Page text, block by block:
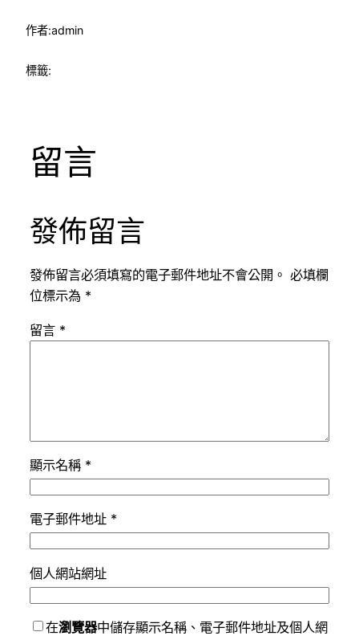
作者:admin
標籤:
留言
發佈留言
發佈留言必須填寫的電子郵件地址不會公開。 必填欄
位標示為 *
留言 *
顯示名稱 *
電子郵件地址 *
個人網站網址
在瀏覽器中儲存顯示名稱、電子郵件地址及個人網